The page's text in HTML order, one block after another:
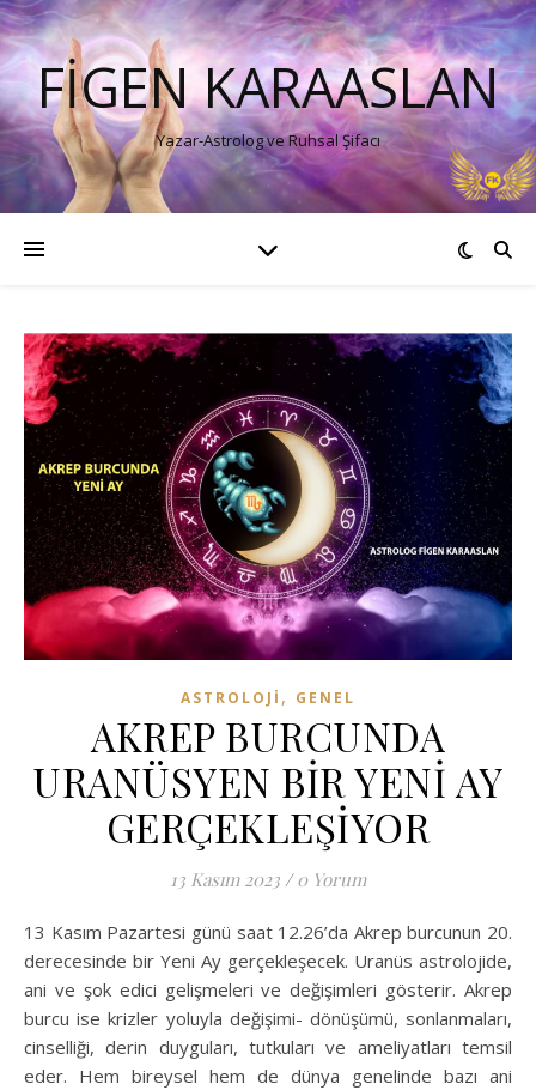
FIGEN KARAASLAN
Yazar-Astrolog ve Ruhsal Şifacı
ASTROLOJI , GENEL
AKREP BURCUNDA
URANÜSYEN BİR YENİ AY
GERÇEKLEŞİYOR
13 Kasım 2023 / 0 Yorum
13 Kasım Pazartesi günü saat 12.26’da Akrep burcunun 20.
derecesinde bir Yeni Ay gerçekleşecek. Uranüs astrolojide,
ani ve şok edici gelişmeleri ve değişimleri gösterir. Akrep
burcu ise krizler yoluyla değişimi- dönüşümü, sonlanmaları,
cinselliği, derin duyguları, tutkuları ve ameliyatları temsil
eder. Hem bireysel hem de dünya genelinde bazı ani